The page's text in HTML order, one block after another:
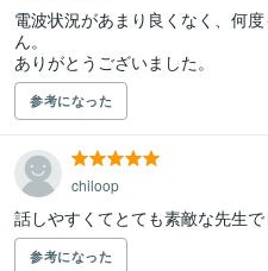
電波状況があまり良くなく、何
ん。
ありがとうございました。
参考になった
chiloop
話しやすくてとても素敵な先生で
参考になった